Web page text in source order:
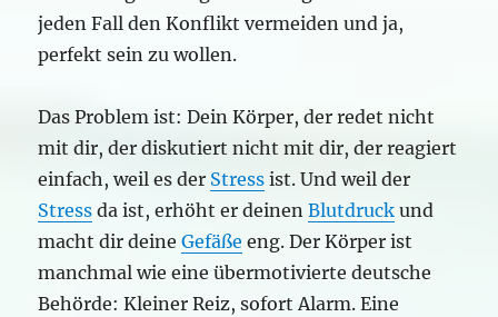
jeden Fall den Konflikt vermeiden und ja,
perfekt sein zu wollen.
Das Problem ist: Dein Körper, der redet nicht
mit dir, der diskutiert nicht mit dir, der reagiert
einfach, weil es der Stress ist. Und weil der
Stress da ist, erhöht er deinenBlutdruck und
macht dir deineGefäße eng. Der Körper ist
manchmal wie eine übermotivierte deutsche
Behörde: Kleiner Reiz, sofort Alarm. Eine